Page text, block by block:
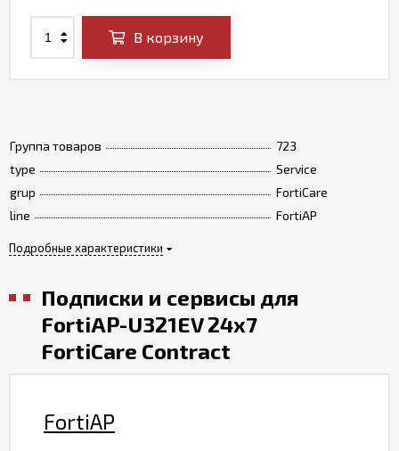
Группа товаров
723
type
Service
grup
FortiCare
line
FortiAP
Подробные характеристики
В корзину
Подписки и сервисы для
FortiAP-U321EV 24x7
FortiCare Contract
FortiAP